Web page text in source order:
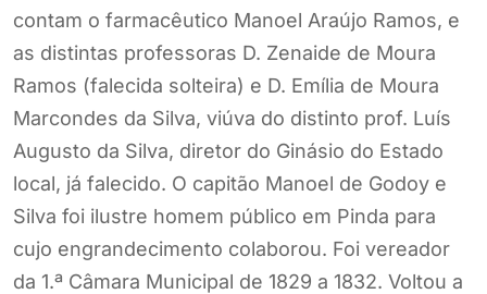
contam o farmacêutico Manoel Araújo Ramos, e
as distintas professoras D. Zenaide de Moura
Ramos (falecida solteira) e D. Emília de Moura
Marcondes da Silva, viúva do distinto prof. Luís
Augusto da Silva, diretor do Ginásio do Estado
local, já falecido. O capitão Manoel de Godoy e
Silva foi ilustre homem público em Pinda para
cujo engrandecimento colaborou. Foi vereador
da 1.ª Câmara Municipal de 1829 a 1832. Voltou a